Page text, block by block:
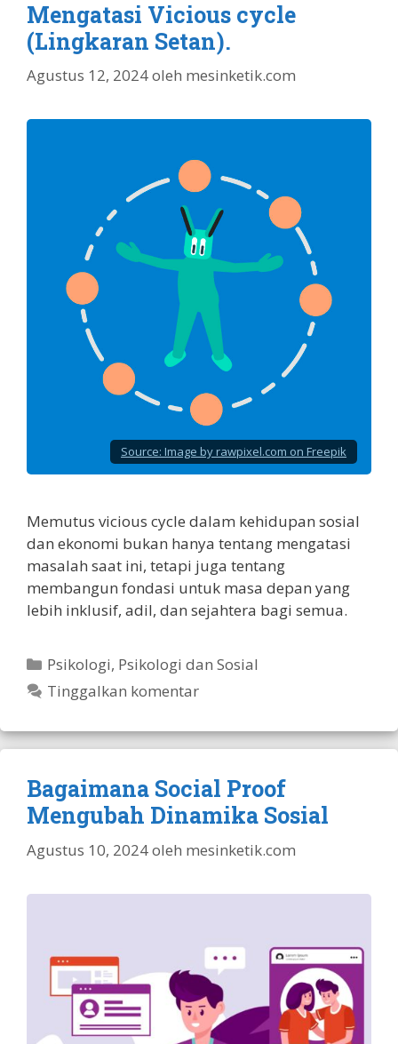
Mengatasi Vicious cycle
(Lingkaran Setan).
Agustus 12, 2024oleh mesinketik.com
Source: Image by rawpixel.com on Freepik
Memutus vicious cycle dalam kehidupan sosial
dan ekonomi bukan hanya tentang mengatasi
masalah saat ini, tetapi juga tentang
membangun fondasi untuk masa depan yang
lebih inklusif, adil, dan sejahtera bagi semua.
Kategori
Psikologi, Psikologi dan Sosial
Tinggalkan komentar
Bagaimana Social Proof
Mengubah Dinamika Sosial
Agustus 10, 2024oleh mesinketik.com